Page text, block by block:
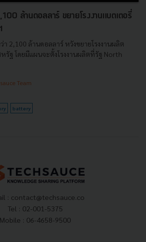
ล้านดอลลาร์ ขยายโรงงานแบตเตอรี่
า 2,100 ล้านดอลลาร์ หวังขยายโรงงานผลิต
รัฐ โดยมีแผนจะตั้งโรงงานผลิตที่รัฐ North
Team
battery
: contact@techsauce.co
Tel : 02-001-5375
Mobile : 06-4658-9500